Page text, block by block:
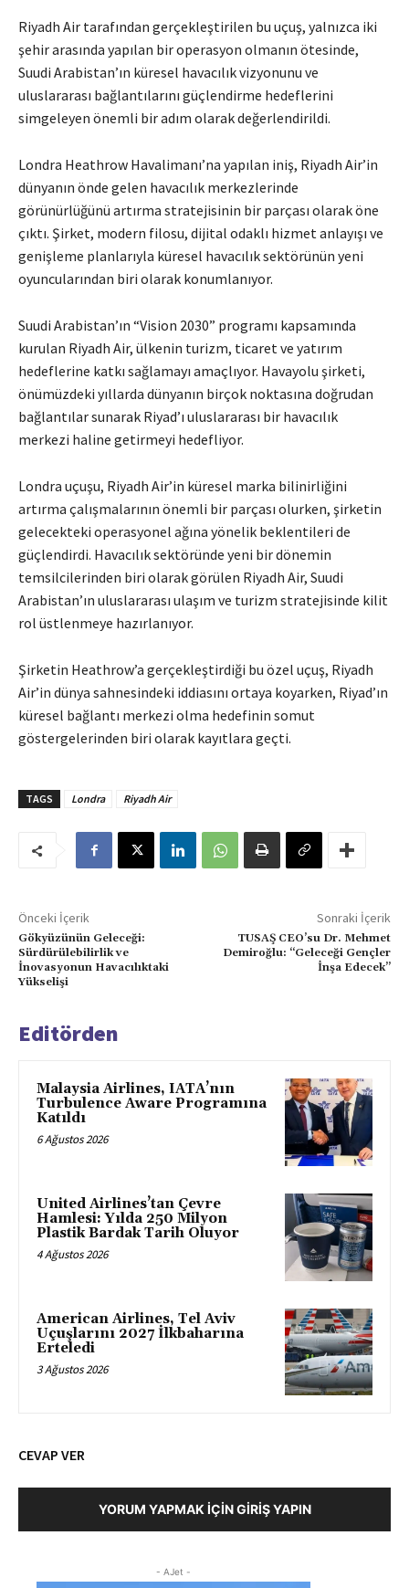
Riyadh Air tarafından gerçekleştirilen bu uçuş, yalnızca iki
şehir arasında yapılan bir operasyon olmanın ötesinde,
Suudi Arabistan’ın küresel havacılık vizyonunu ve
uluslararası bağlantılarını güçlendirme hedeflerini
simgeleyen önemli bir adım olarak değerlendirildi.
Londra Heathrow Havalimanı’na yapılan iniş, Riyadh Air’in
dünyanın önde gelen havacılık merkezlerinde
görünürlüğünü artırma stratejisinin bir parçası olarak öne
çıktı. Şirket, modern filosu, dijital odaklı hizmet anlayışı ve
genişleme planlarıyla küresel havacılık sektörünün yeni
oyuncularından biri olarak konumlanıyor.
Suudi Arabistan’ın “Vision 2030” programı kapsamında
kurulan Riyadh Air, ülkenin turizm, ticaret ve yatırım
hedeflerine katkı sağlamayı amaçlıyor. Havayolu şirketi,
önümüzdeki yıllarda dünyanın birçok noktasına doğrudan
bağlantılar sunarak Riyad’ı uluslararası bir havacılık
merkezi haline getirmeyi hedefliyor.
Londra uçuşu, Riyadh Air’in küresel marka bilinirliğini
artırma çalışmalarının önemli bir parçası olurken, şirketin
gelecekteki operasyonel ağına yönelik beklentileri de
güçlendirdi. Havacılık sektöründe yeni bir dönemin
temsilcilerinden biri olarak görülen Riyadh Air, Suudi
Arabistan’ın uluslararası ulaşım ve turizm stratejisinde kilit
rol üstlenmeye hazırlanıyor.
Şirketin Heathrow’a gerçekleştirdiği bu özel uçuş, Riyadh
Air’in dünya sahnesindeki iddiasını ortaya koyarken, Riyad’ın
küresel bağlantı merkezi olma hedefinin somut
göstergelerinden biri olarak kayıtlara geçti.
TAGS Londra Riyadh Air
Önceki İçerik
Gökyüzünün Geleceği:
Sürdürülebilirlik ve
İnovasyonun Havacılıktaki
Yükselişi
Sonraki İçerik
TUSAŞ CEO’su Dr. Mehmet
Demiroğlu: “Geleceği Gençler
İnşa Edecek”
Editörden
Malaysia Airlines, IATA’nın
Turbulence Aware Programına
Katıldı
6 Ağustos 2026
United Airlines’tan Çevre
Hamlesi: Yılda 250 Milyon
Plastik Bardak Tarih Oluyor
4 Ağustos 2026
American Airlines, Tel Aviv
Uçuşlarını 2027 İlkbaharına
Erteledi
3 Ağustos 2026
CEVAP VER
YORUM YAPMAK İÇIN GIRIŞ YAPIN
- AJet -